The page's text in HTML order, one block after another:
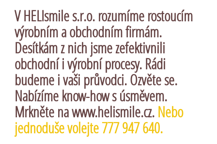
VHELIsmile s.r.o. rozumíme rostoucím
výrobním a obchodním firmám.
Desítkám z nich jsme zefektivnili
obchodní i výrobní procesy. Rádi
budeme i vaši průvodci. Ozvěte se.
Nabízíme know-how s úsměvem.
Mrkněte nawww.helismile.cz. Nebo
jednoduše volejte 777 947 640.